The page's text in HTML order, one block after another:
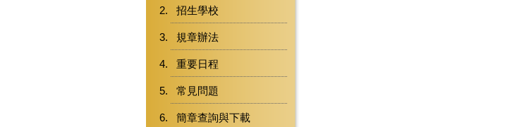
招生學校
規章辦法
重要日程
常見問題
簡章查詢與下載